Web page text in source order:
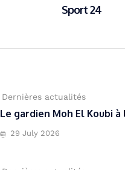
Sport 24
Dernières actualités
Le gardien Moh El Koubi à
29 July 2026